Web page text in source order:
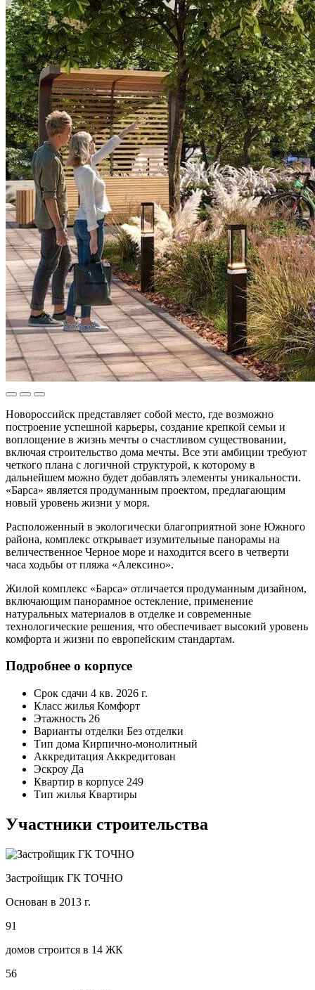
Новороссийск представляет собой место, где возможно
построение успешной карьеры, создание крепкой семьи и
воплощение в жизнь мечты о счастливом существовании,
включая строительство дома мечты. Все эти амбиции требуют
четкого плана с логичной структурой, к которому в
дальнейшем можно будет добавлять элементы уникальности.
«Барса» является продуманным проектом, предлагающим
новый уровень жизни у моря.
Расположенный в экологически благоприятной зоне Южного
района, комплекс открывает изумительные панорамы на
величественное Черное море и находится всего в четверти
часа ходьбы от пляжа «Алексино».
Жилой комплекс «Барса» отличается продуманным дизайном,
включающим панорамное остекление, применение
натуральных материалов в отделке и современные
технологические решения, что обеспечивает высокий уровень
комфорта и жизни по европейским стандартам.
Подробнее о корпусе
Срок сдачи 4 кв. 2026 г.
Класс жилья Комфорт
Этажность 26
Варианты отделки Без отделки
Тип дома Кирпично-монолитный
Аккредитация Аккредитован
Эскроу Да
Квартир в корпусе 249
Тип жилья Квартиры
Участники строительства
Застройщик ГК ТОЧНО
Основан в 2013 г.
91
домов строится в 14 ЖК
56